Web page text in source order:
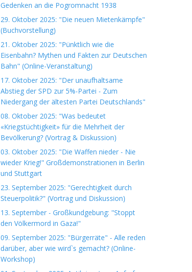
Gedenken an die Pogromnacht 1938
29. Oktober 2025: "Die neuen Mietenkämpfe"
(Buchvorstellung)
21. Oktober 2025: "Pünktlich wie die
Eisenbahn? Mythen und Fakten zur Deutschen
Bahn" (Online-Veranstaltung)
17. Oktober 2025: "Der unaufhaltsame
Abstieg der SPD zur 5%-Partei - Zum
Niedergang der ältesten Partei Deutschlands"
08. Oktober 2025: "Was bedeutet
«Kriegstüchtigkeit» für die Mehrheit der
Bevölkerung? (Vortrag & Diskussion)
03. Oktober 2025: "Die Waffen nieder - Nie
wieder Krieg!" Großdemonstrationen in Berlin
und Stuttgart
23. September 2025: "Gerechtigkeit durch
Steuerpolitik?" (Vortrag und Diskussion)
13. September - Großkundgebung: "Stoppt
den Völkermord in Gaza!"
09. September 2025: "Bürgerräte" - Alle reden
darüber, aber wie wird`s gemacht? (Online-
Workshop)